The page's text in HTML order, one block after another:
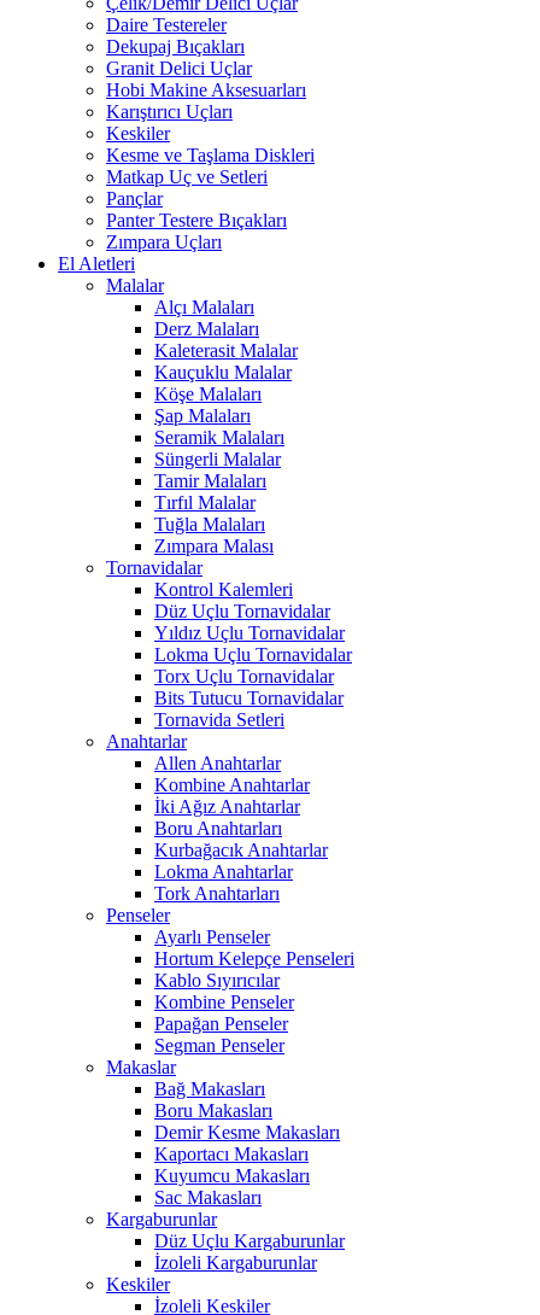
Daire Testereler
Dekupaj Bıçakları
Granit Delici Uçlar
Hobi Makine Aksesuarları
Karıştırıcı Uçları
Keskiler
Kesme ve Taşlama Diskleri
Matkap Uç ve Setleri
Pançlar
Panter Testere Bıçakları
Zımpara Uçları
El Aletleri
Malalar
Alçı Malaları
Derz Malaları
Kaleterasit Malalar
Kauçuklu Malalar
Köşe Malaları
Şap Malaları
Seramik Malaları
Süngerli Malalar
Tamir Malaları
Tırfıl Malalar
Tuğla Malaları
Zımpara Malası
Tornavidalar
Kontrol Kalemleri
Düz Uçlu Tornavidalar
Yıldız Uçlu Tornavidalar
Lokma Uçlu Tornavidalar
Torx Uçlu Tornavidalar
Bits Tutucu Tornavidalar
Tornavida Setleri
Anahtarlar
Allen Anahtarlar
Kombine Anahtarlar
İki Ağız Anahtarlar
Boru Anahtarları
Kurbağacık Anahtarlar
Lokma Anahtarlar
Tork Anahtarları
Penseler
Ayarlı Penseler
Hortum Kelepçe Penseleri
Kablo Sıyırıcılar
Kombine Penseler
Papağan Penseler
Segman Penseler
Makaslar
Bağ Makasları
Boru Makasları
Demir Kesme Makasları
Kaportacı Makasları
Kuyumcu Makasları
Sac Makasları
Kargaburunlar
Düz Uçlu Kargaburunlar
İzoleli Kargaburunlar
Keskiler
İzoleli Keskiler